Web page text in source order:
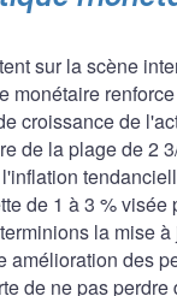
sur la scène
monétaire
croissance de
de la plage de 2
de 1 à 3 % visée
la mise
des
de ne pas